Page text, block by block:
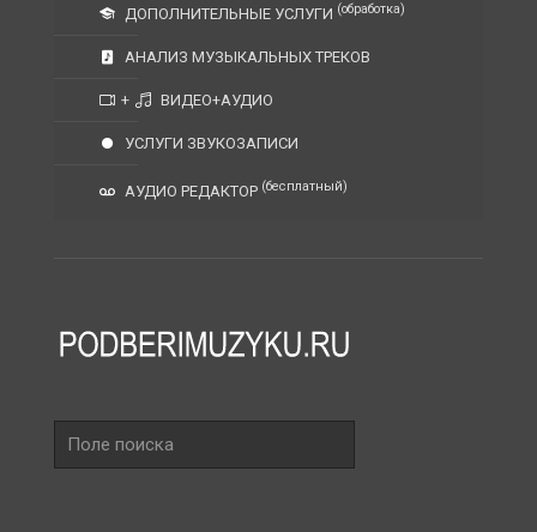
ДОПОЛНИТЕЛЬНЫЕ УСЛУГИ (обработка)
АНАЛИЗ МУЗЫКАЛЬНЫХ ТРЕКОВ
+ ВИДЕО+АУДИО
УСЛУГИ ЗВУКОЗАПИСИ
АУДИО РЕДАКТОР (бесплатный)
поиска